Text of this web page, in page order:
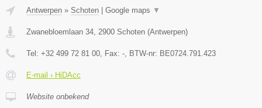
Antwerpen » Schoten Google maps ▼
Zwanebloemlaan 34, 2900 Schoten (Antwerpen)
Tel: +32 499 72 81 00, Fax: -, BTW-nr: BE0724.791.423
E-mail › HiDAcc
Website onbekend